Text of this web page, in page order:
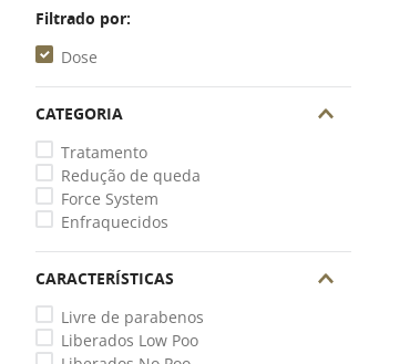
Filtrado por:
Dose
CATEGORIA
Tratamento
Redução de queda
Force System
Enfraquecidos
CARACTERÍSTICAS
Livre de parabenos
Liberados Low Poo